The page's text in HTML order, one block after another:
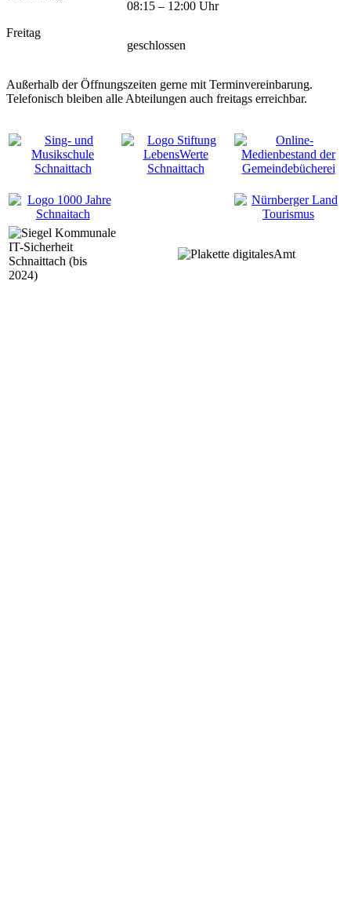
08:15 – 12:00 Uhr
Freitag
geschlossen
Außerhalb der Öffnungszeiten gerne mit Terminvereinbarung.
Telefonisch bleiben alle Abteilungen auch freitags erreichbar.